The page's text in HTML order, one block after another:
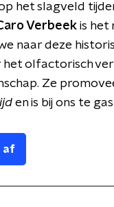
het slagveld
Verbeek is het
naar deze
olfactorisch
Ze
en is bij ons te
af